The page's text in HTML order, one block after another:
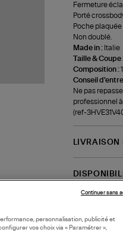
Fermeture
Porté
Poche plaquée
Non doublé.
Made in : Italie
Taille & Coupe
Composition :
Conseil
Ne pas
professionnel à
(ref-
LIVRAISON
personnalisation, publicité et
vos choix via « Paramétrer »,
Continuer sans